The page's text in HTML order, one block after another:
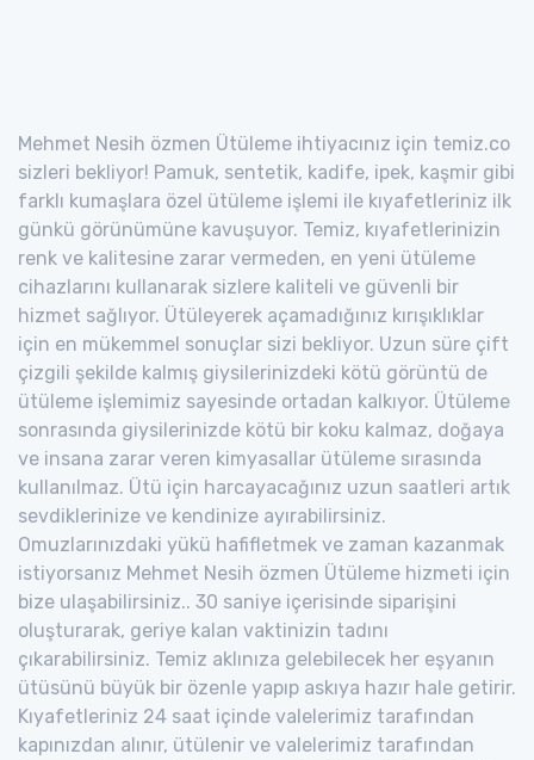
Mehmet Nesih özmen Ütüleme ihtiyacınız için temiz.co
sizleri bekliyor! Pamuk, sentetik, kadife, ipek, kaşmir gibi
farklı kumaşlara özel ütüleme işlemi ile kıyafetleriniz ilk
günkü görünümüne kavuşuyor. Temiz, kıyafetlerinizin
renk ve kalitesine zarar vermeden, en yeni ütüleme
cihazlarını kullanarak sizlere kaliteli ve güvenli bir
hizmet sağlıyor. Ütüleyerek açamadığınız kırışıklıklar
için en mükemmel sonuçlar sizi bekliyor. Uzun süre çift
çizgili şekilde kalmış giysilerinizdeki kötü görüntü de
ütüleme işlemimiz sayesinde ortadan kalkıyor. Ütüleme
sonrasında giysilerinizde kötü bir koku kalmaz, doğaya
ve insana zarar veren kimyasallar ütüleme sırasında
kullanılmaz. Ütü için harcayacağınız uzun saatleri artık
sevdiklerinize ve kendinize ayırabilirsiniz.
Omuzlarınızdaki yükü hafifletmek ve zaman kazanmak
istiyorsanız Mehmet Nesih özmen Ütüleme hizmeti için
bize ulaşabilirsiniz.. 30 saniye içerisinde siparişini
oluşturarak, geriye kalan vaktinizin tadını
çıkarabilirsiniz. Temiz aklınıza gelebilecek her eşyanın
ütüsünü büyük bir özenle yapıp askıya hazır hale getirir.
Kıyafetleriniz 24 saat içinde valelerimiz tarafından
kapınızdan alınır, ütülenir ve valelerimiz tarafından